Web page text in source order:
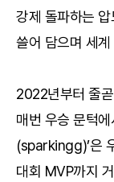
강제 돌파하는
쓸어 담으며 세
2022년부터 줄
매번 우승 문턱
(sparkingg)’은
대회 MVP까지